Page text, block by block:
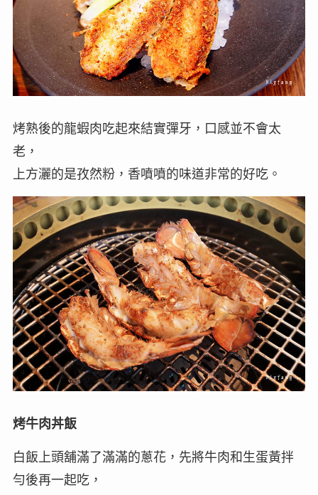
烤熟後的龍蝦肉吃起來結實彈牙，口感並不會太
老，
上方灑的是孜然粉，香噴噴的味道非常的好吃。
烤牛肉丼飯
白飯上頭舖滿了滿滿的蔥花，先將牛肉和生蛋黃拌
勻後再一起吃，